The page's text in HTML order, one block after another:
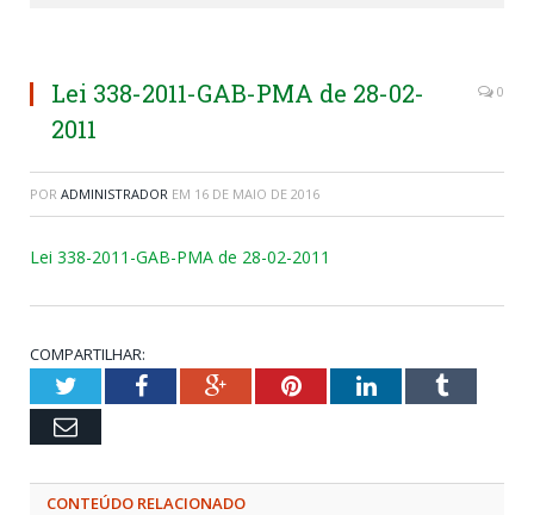
Lei 338-2011-GAB-PMA de 28-02-
2011
0
POR ADMINISTRADOR EM 16 DE MAIO DE 2016
Lei 338-2011-GAB-PMA de 28-02-2011
COMPARTILHAR:
TwitterFacebookGoogle+PinterestLinkedInTumblr
Email
CONTEÚDO RELACIONADO